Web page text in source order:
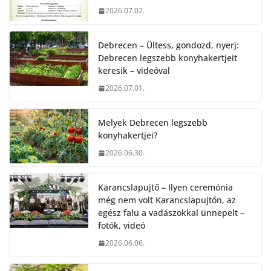
2026.07.02.
Debrecen – Ültess, gondozd, nyerj:
Debrecen legszebb konyhakertjeit
keresik – videóval
2026.07.01.
Melyek Debrecen legszebb
konyhakertjei?
2026.06.30.
Karancslapujtő – Ilyen ceremónia
még nem volt Karancslapujtőn, az
egész falu a vadászokkal ünnepelt –
fotók, videó
2026.06.06.